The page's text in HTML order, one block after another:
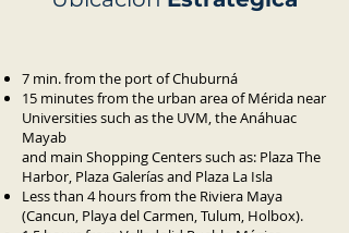
7 min. from the port of Chuburná
15 minutes from the urban area of Mérida near
Universities such as the UVM, the Anáhuac
Mayab
and main Shopping Centers such as: Plaza The
Harbor, Plaza Galerías and Plaza La Isla
Less than 4 hours from the Riviera Maya
(Cancun, Playa del Carmen, Tulum, Holbox).